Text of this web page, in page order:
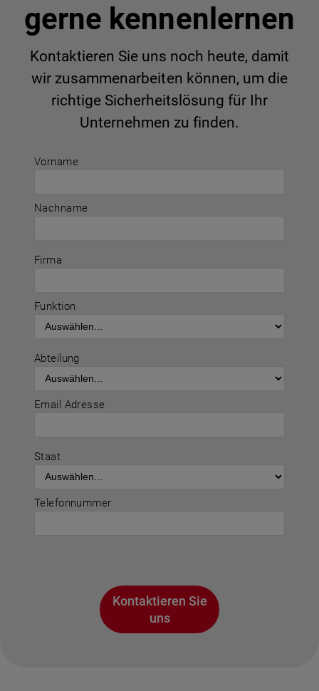
Vorname
Nachname
Firma
Funktion
Abteilung
Email Adresse
Staat
Telefonnummer
Kontaktieren Sie
uns
gerne kennenlernen
Kontaktieren Sie uns noch heute, damit
wir zusammenarbeiten können, um die
richtige Sicherheitslösung für Ihr
Unternehmen zu finden.